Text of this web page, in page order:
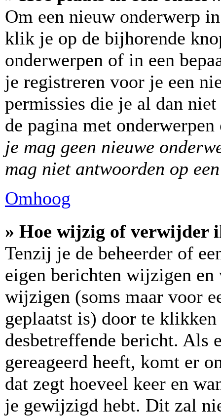
Om een nieuw onderwerp
klik je op de bijhorende
onderwerpen of in een
je registreren voor je een
permissies die je al dan
de pagina met
je mag geen nieuwe
mag niet antwoorden op
Omhoog
» Hoe wijzig of verwijder
Tenzij je de beheerder of
eigen berichten wijzigen
wijzigen (soms maar voor
geplaatst is) door te
desbetreffende bericht. Als
gereageerd heeft, komt er
dat zegt hoeveel keer en
je gewijzigd hebt. Dit zal